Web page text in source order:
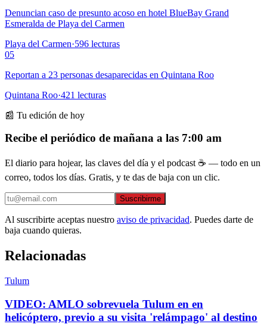
Denuncian caso de presunto acoso en hotel BlueBay Grand
Esmeralda de Playa del Carmen
Playa del Carmen·596 lecturas
05
Reportan a 23 personas desaparecidas en Quintana Roo
Quintana Roo·421 lecturas
📰 Tu edición de hoy
Recibe el periódico de mañana a las 7:00 am
El diario para hojear, las claves del día y el podcast ☕ — todo en un
correo, todos los días. Gratis, y te das de baja con un clic.
Suscribirme
Al suscribirte aceptas nuestro aviso de privacidad. Puedes darte de
baja cuando quieras.
Relacionadas
Tulum
VIDEO: AMLO sobrevuela Tulum en en
helicóptero, previo a su visita 'relámpago' al destino